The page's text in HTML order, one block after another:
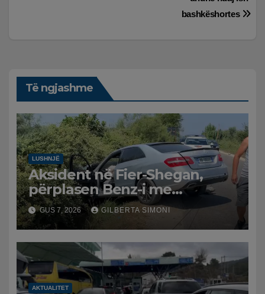
bashkëshortes
Të ngjashme
LUSHNJË
Aksident në Fier-Shegan,
përplasen Benz-i me
furgonin, plagoset një i
moshuar
GUS 7, 2026 GILBERTA SIMONI
AKTUALITET